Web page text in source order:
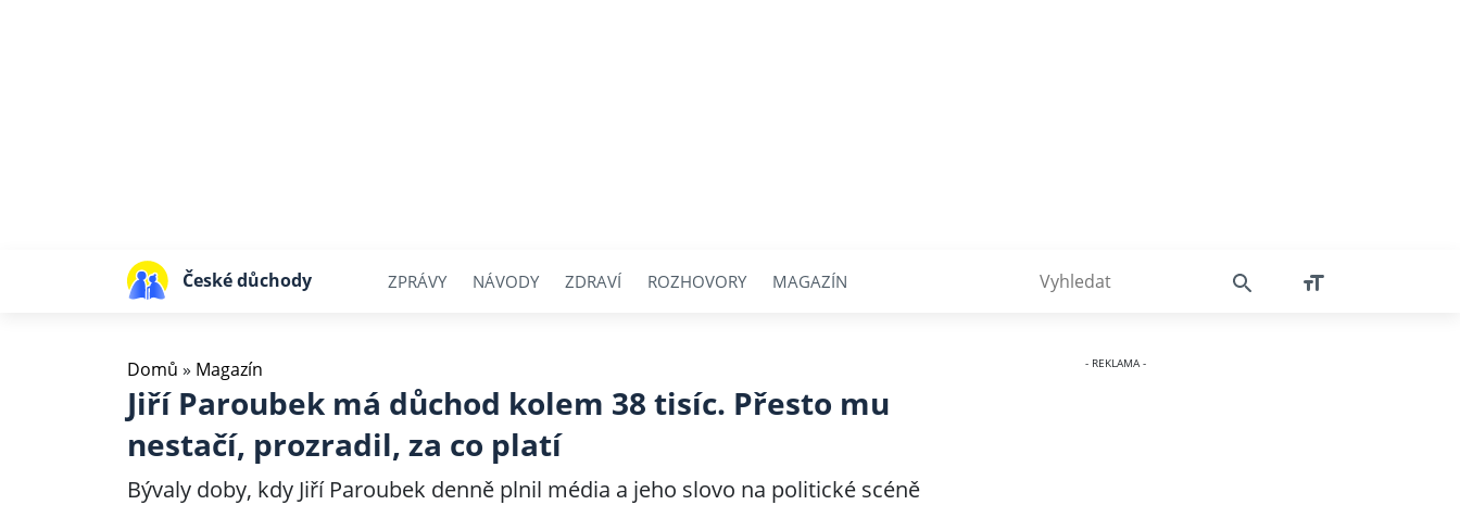
České důchody ZPRÁVY NÁVODY ZDRAVÍ ROZHOVORY MAGAZÍN
Domů » Magazín
Jiří Paroubek má důchod kolem 38 tisíc. Přesto mu
nestačí, prozradil, za co platí
Bývaly doby, kdy Jiří Paroubek denně plnil média a jeho slovo na politické scéně